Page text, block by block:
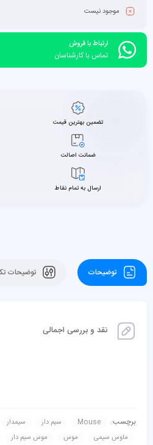
موجود نیست
ارتباط با فروش
تماس با کارشناسان
تضمین بهترین قیمت
ضمانت اصالت
ارسال به تمام نقاط
توضیحات توضیحات
نقد و بررسی اجمالی
برچسب: Mouse سیم دار سیمدار
ماوس سیمی
موس موس سیم دار